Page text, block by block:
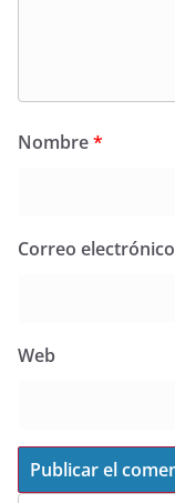
Nombre*
Correo electrónico
Web